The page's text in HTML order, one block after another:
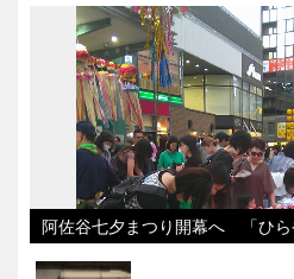
阿佐谷七夕まつり開幕へ 「ひら